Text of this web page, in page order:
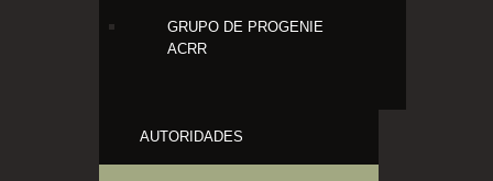
GRUPO DE PROGENIE
ACRR
AUTORIDADES